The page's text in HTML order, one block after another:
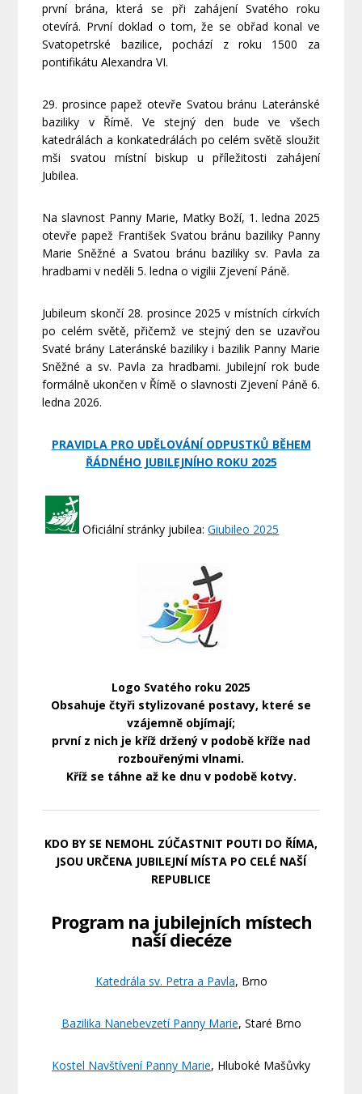
první brána, která se při zahájení Svatého roku
otevírá. První doklad o tom, že se obřad konal ve
Svatopetrské bazilice, pochází z roku 1500 za
pontifikátu Alexandra VI.
29. prosince papež otevře Svatou bránu Lateránské
baziliky v Římě. Ve stejný den bude ve všech
katedrálách a konkatedrálách po celém světě sloužit
mši svatou místní biskup u příležitosti zahájení
Jubilea.
Na slavnost Panny Marie, Matky Boží, 1. ledna 2025
otevře papež František Svatou bránu baziliky Panny
Marie Sněžné a Svatou bránu baziliky sv. Pavla za
hradbami v neděli 5. ledna o vigilii Zjevení Páně.
Jubileum skončí 28. prosince 2025 v místních církvích
po celém světě, přičemž ve stejný den se uzavřou
Svaté brány Lateránské baziliky i bazilik Panny Marie
Sněžné a sv. Pavla za hradbami. Jubilejní rok bude
formálně ukončen v Římě o slavnosti Zjevení Páně 6.
ledna 2026.
PRAVIDLA PRO UDĚLOVÁNÍ ODPUSTKŮ BĚHEM
ŘÁDNÉHO JUBILEJNÍHO ROKU 2025
Oficiální stránky jubilea:Giubileo 2025
Logo Svatého roku 2025
Obsahuje čtyři stylizované postavy, které se
vzájemně objímají;
první z nich je kříž držený v podobě kříže nad
rozbouřenými vlnami.
Kříž se táhne až ke dnu v podobě kotvy.
KDO BY SE NEMOHL ZÚČASTNIT POUTI DO ŘÍMA,
JSOU URČENA JUBILEJNÍ MÍSTA PO CELÉ NAŠÍ
REPUBLICE
Program na jubilejních místech
naší diecéze
Katedrála sv. Petra a Pavla, Brno
Bazilika Nanebevzetí Panny Marie, Staré Brno
Kostel Navštívení Panny Marie, Hluboké Mašůvky